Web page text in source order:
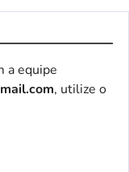
a equipe
, utilize o